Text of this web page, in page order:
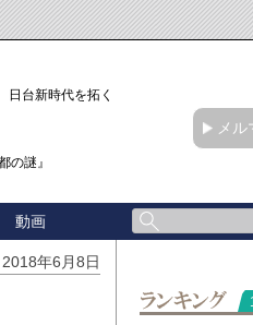
台新時代を拓く「3
の謎』
メ
動画
2018年6月8日